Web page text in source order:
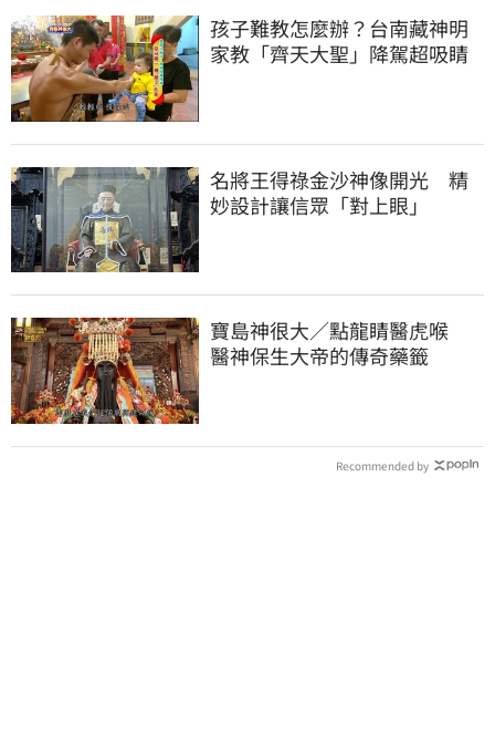
孩子難教怎麼辦？台南藏神明
家教「齊天大聖」降駕超吸睛
名將王得祿金沙神像開光 精
妙設計讓信眾「對上眼」
寶島神很大／點龍睛醫虎喉
醫神保生大帝的傳奇藥籤
Recommended by